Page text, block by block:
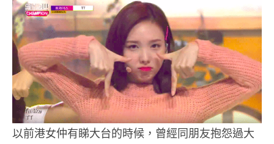
以前港女仲有睇大台的時候，曾經同朋友抱怨過大